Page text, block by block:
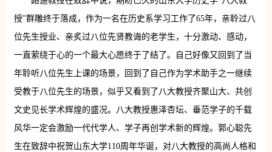
授”群雕终于落成，作为一名在历史系学习工作了65年，亲聆过八
位先生授业、亲炙过八位先贤教诲的老学生，十分激动、感动，
一直萦绕于心的一个最大心愿终于了结了。自己好像又回到了当
年聆听八位先生上课的场景，回到了自己作为学术助手之一继续
受教于八位先生的场景，似乎又看到了八大教授齐聚山大、共创
文史见长学术辉煌的盛况。八大教授惠泽杏坛、垂范学子的千载
风华一定会激励一代代学人、学子再创学术新的辉煌。郭心聪先
生在致辞中祝贺山东大学110周年华诞，对八大教授的高尚人格和